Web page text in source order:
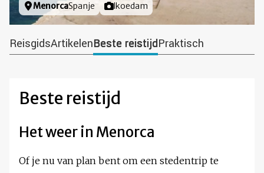
Locatie
MenorcaSpanje Foto door
lkoedam
ReisgidsArtikelenBeste reistijdPraktisch
Beste reistijd
Het weer in Menorca
Of je nu van plan bent om een stedentrip te